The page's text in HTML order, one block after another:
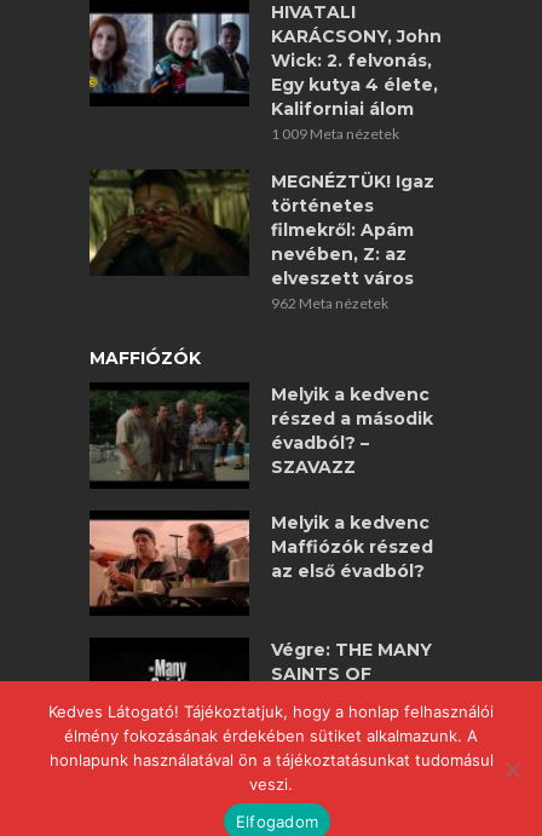
HIVATALI
KARÁCSONY, John
Wick: 2. felvonás,
Egy kutya 4 élete,
Kaliforniai álom
1 009 Meta nézetek
MEGNÉZTÜK! Igaz
történetes
filmekről: Apám
nevében, Z: az
elveszett város
962 Meta nézetek
MAFFIÓZÓK
Melyik a kedvenc
részed a második
évadból? –
SZAVAZZ
Melyik a kedvenc
Maffiózók részed
az első évadból?
Végre: THE MANY
SAINTS OF
maffiózók
nagyjátékfilm!
COPYRIGHT © 2017 POWERED BYWWW.MAFFIOZOK.HU
Kedves Látogató! Tájékoztatjuk, hogy a honlap felhasználói
élmény fokozásának érdekében sütiket alkalmazunk. A
honlapunk használatával ön a tájékoztatásunkat tudomásul
veszi.
Elfogadom